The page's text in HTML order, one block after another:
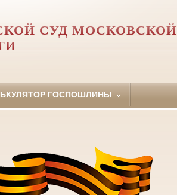
СУД МОСКОВСКОЙ
ГОСПОШЛИНЫ